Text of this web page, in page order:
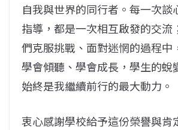
自我與世界的同行者。每一次談
指導，都是一次相互啟發的交流
們克服挑戰、面對迷惘的過程中
學會傾聽、學會成長，學生的蛻
始終是我繼續前行的最大動力。
衷心感謝學校給予這份榮譽與肯